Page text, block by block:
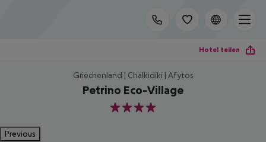
Hotel teilen
Griechenland | Chalkidiki | Afytos
Petrino Eco-Village
4
Previous